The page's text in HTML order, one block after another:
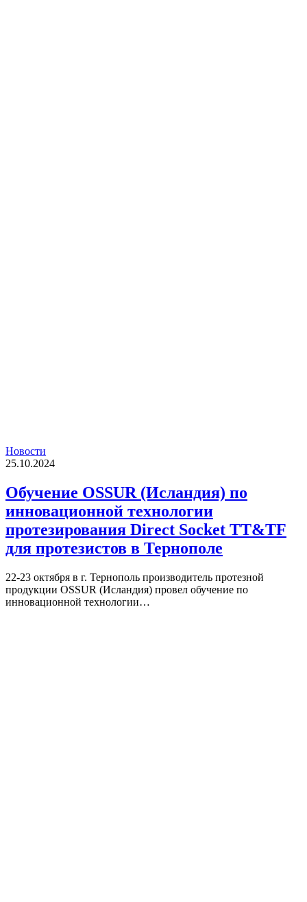
Новости
25.10.2024
Обучение OSSUR (Исландия) по
инновационной технологии
протезирования Direct Socket TT&TF
для протезистов в Тернополе
22-23 октября в г. Тернополь производитель протезной
продукции OSSUR (Исландия) провел обучение по
инновационной технологии…